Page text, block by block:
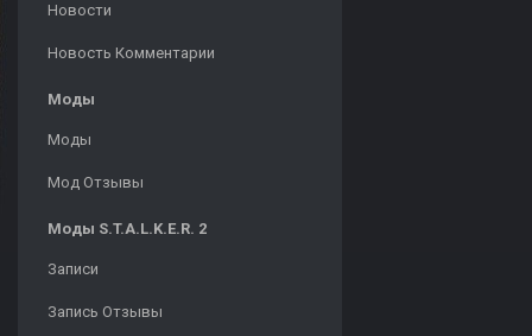
Новости
Новость Комментарии
Моды
Моды
Мод Отзывы
Моды S.T.A.L.K.E.R. 2
Записи
Запись Отзывы